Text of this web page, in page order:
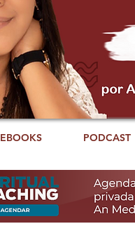
EBOOKS PODCAST